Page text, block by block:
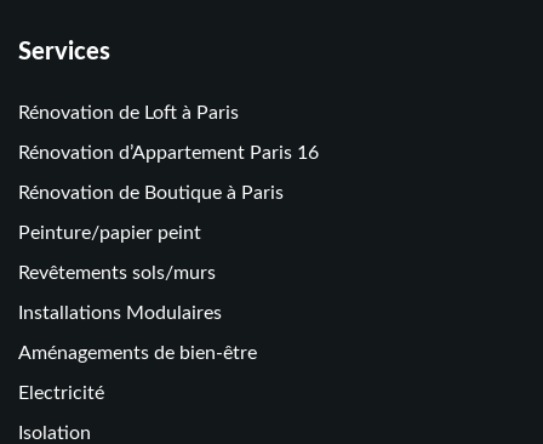
Services
Rénovation de Loft à Paris
Rénovation d’Appartement Paris 16
Rénovation de Boutique à Paris
Peinture/papier peint
Revêtements sols/murs
Installations Modulaires
Aménagements de bien-être
Electricité
Isolation